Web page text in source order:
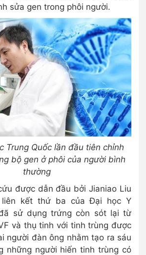
sửa gen trong phôi người.
Trung Quốc lần đầu tiên chỉnh
bộ gen ở phôi của người bình
thường
được dẫn đầu bởi Jianiao Liu
liên kết thứ ba của Đại học Y
sử dụng trứng còn sót lại từ
và thụ tinh với tinh trùng được
người đàn ông nhằm tạo ra sáu
những người hiến tinh trùng có